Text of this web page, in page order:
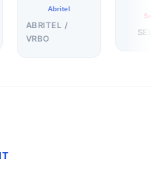
Abritel
ABRITEL /
VRBO